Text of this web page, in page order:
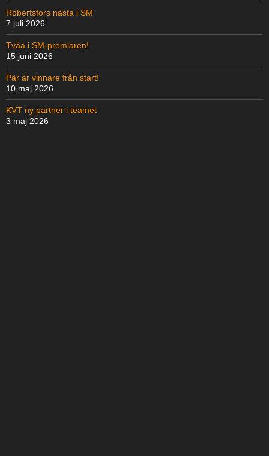
Robertsfors nästa i SM
7 juli 2026
Tvåa i SM-premiären!
15 juni 2026
Pär är vinnare från start!
10 maj 2026
KVT ny partner i teamet
3 maj 2026